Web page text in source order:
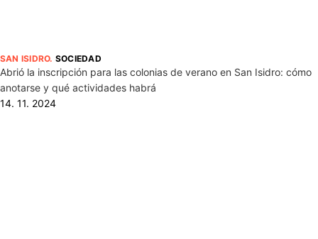
SAN ISIDRO. SOCIEDAD
Abrió la inscripción para las colonias de verano en San Isidro: cómo
anotarse y qué actividades habrá
14. 11. 2024